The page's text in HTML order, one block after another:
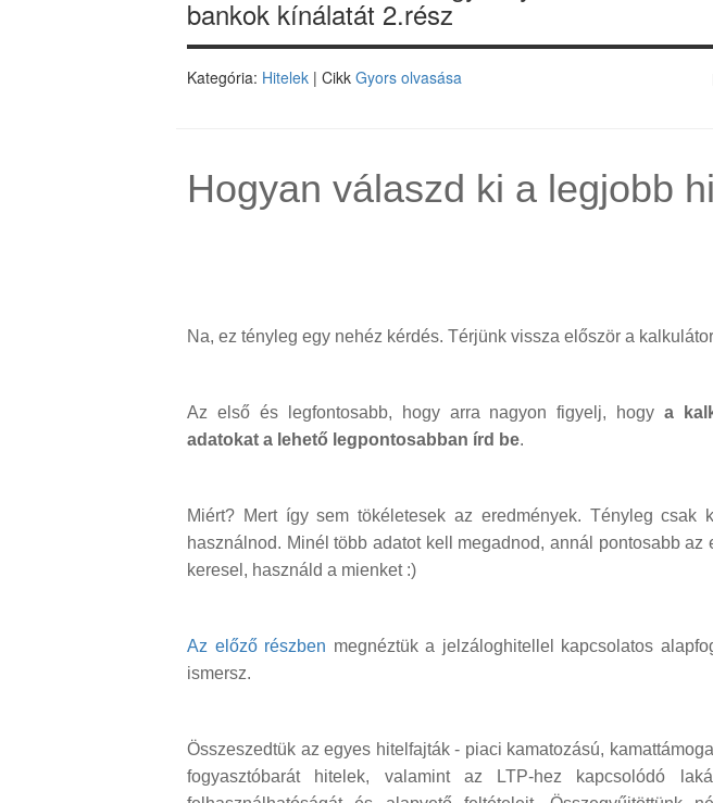
bankok kínálatát 2.rész
Kategória: Hitelek | Cikk Gyors olvasása
Hogyan válaszd ki a legjobb
Na, ez tényleg egy nehéz kérdés. Térjünk vissza először a
Az első és legfontosabb, hogy arra nagyon figyelj, hogya
adatokat a lehető legpontosabban írd be.
Miért? Mert így sem tökéletesek az eredmények. Tényleg csak
használnod. Minél több adatot kell megadnod, annál pontosabb az
keresel, használd a mienket :)
Az előző részben megnéztük a jelzáloghitellel kapcsolatos
ismersz.
Összeszedtük az egyes hitelfajták - piaci kamatozású,
fogyasztóbarát hitelek, valamint az LTP-hez kapcsolódó